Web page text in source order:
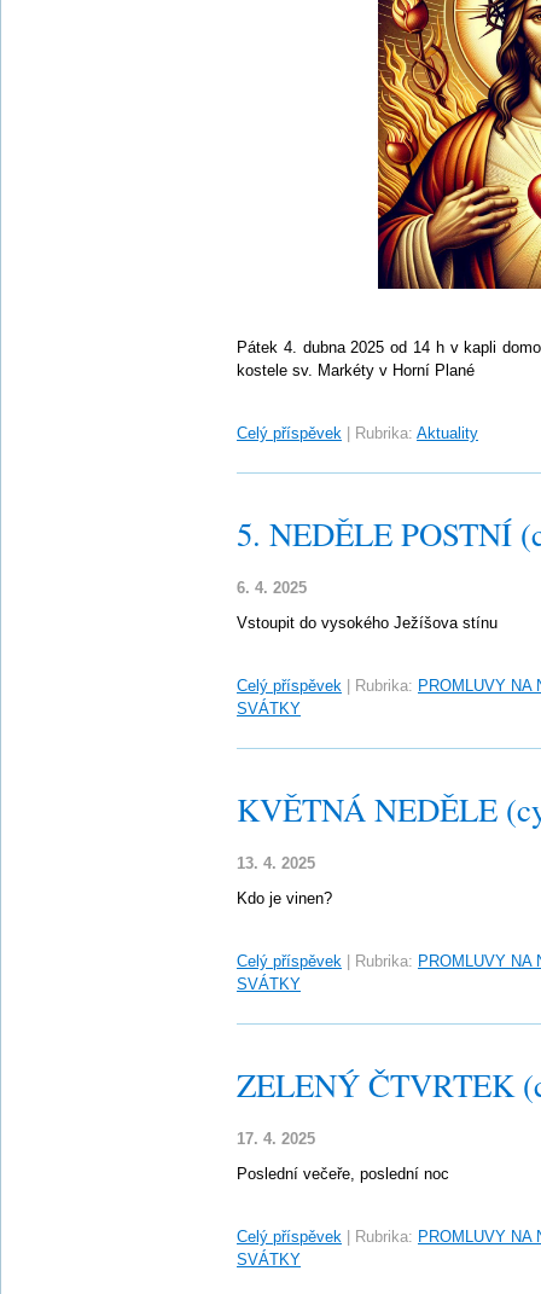
Pátek 4. dubna 2025 od 14 h v kapli
kostele sv. Markéty v Horní Plané
Celý příspěvek Rubrika: Aktuality
5. NEDĚLE POSTNÍ
6. 4. 2025
Vstoupit do vysokého Ježíšova stínu
Celý příspěvek Rubrika: PROMLUVY NA
SVÁTKY
KVĚTNÁ NEDĚLE
13. 4. 2025
Kdo je vinen?
Celý příspěvek Rubrika: PROMLUVY NA
SVÁTKY
ZELENÝ ČTVRTEK
17. 4. 2025
Poslední večeře, poslední noc
Celý příspěvek Rubrika: PROMLUVY NA
SVÁTKY